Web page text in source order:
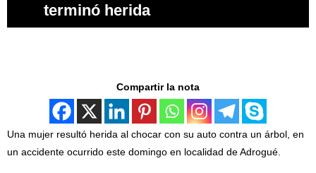
terminó herida
Compartir la nota
Una mujer resultó herida al chocar con su auto contra un árbol, en
un accidente ocurrido este domingo en localidad de Adrogué.